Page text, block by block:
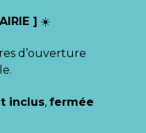
] ☀️
d’ouverture
inclus, fermée